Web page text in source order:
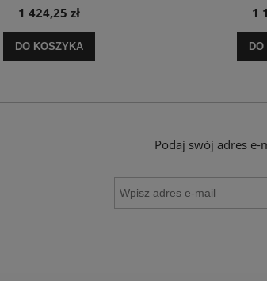
1 424,25 zł
DO KOSZYKA
1
Podaj swój adres